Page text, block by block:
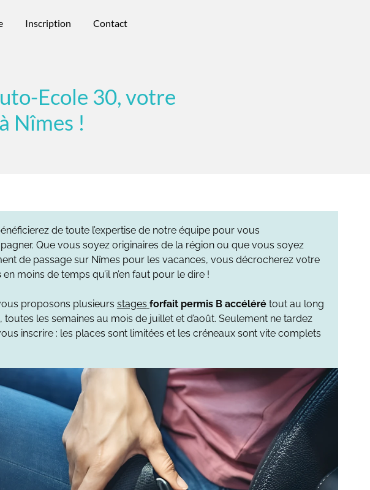
Inscription Contact
Ecole 30, votre
Nîmes !
de toute l’expertise de notre équipe pour vous
Que vous soyez originaires de la région ou que vous soyez
de passage sur Nîmes pour les vacances, vous décrocherez votre
en moins de temps qu’il n’en faut pour le dire !
proposons plusieurs stages forfait permis B accélérétout au long
toutes les semaines au mois de juillet et d’août. Seulement ne tardez
inscrire : les places sont limitées et les créneaux sont vite complets